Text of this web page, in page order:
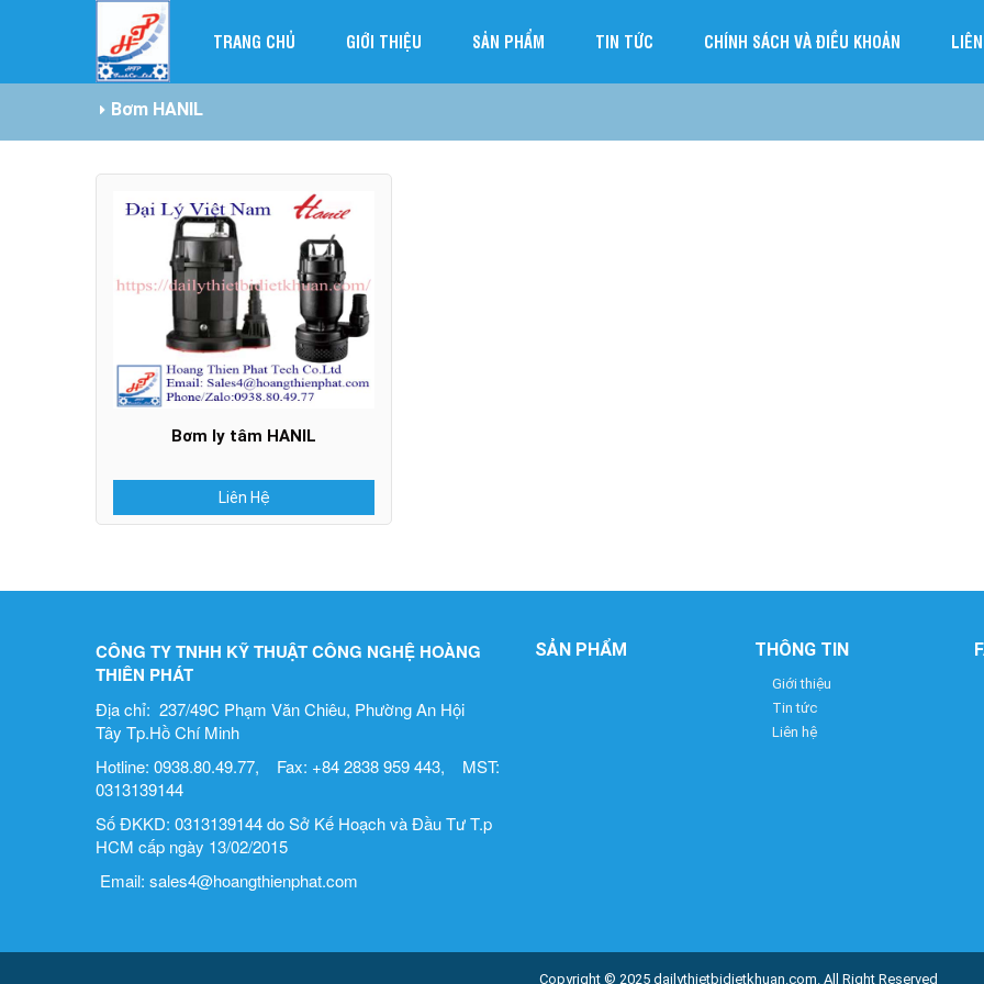
TRANG CHỦ GIỚI THIỆU SẢN PHẨM TIN TỨC CHÍNH SÁCH VÀ ĐIỀU KHOẢN
Bơm HANIL
Bơm ly tâm HANIL
Liên Hệ
CÔNG TY TNHH KỸ THUẬT CÔNG NGHỆ HOÀNG
THIÊN PHÁT
Địa chỉ: 237/49C Phạm Văn Chiêu, Phường An Hội
Tây Tp.Hồ Chí Minh
Hotline: 0938.80.49.77, Fax: +84 2838 959 443, MST:
0313139144
Số ĐKKD: 0313139144 do Sở Kế Hoạch và Đầu Tư T.p
HCM cấp ngày 13/02/2015
Email: sales4@hoangthienphat.com
SẢN PHẨM THÔNG TIN
Giới thiệu
Tin tức
Liên hệ
Copyright © 2025 dailythietbidietkhuan.com. All Right Reserved